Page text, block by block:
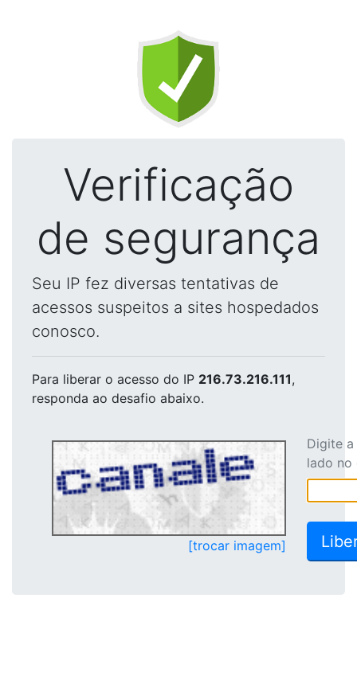
Verificação
de segurança
Seu IP fez diversas tentativas de
acessos suspeitos a sites hospedados
conosco.
Para liberar o acesso do IP 216.73.216.111,
responda ao desafio abaixo.
[trocar imagem]
Digite
lado no